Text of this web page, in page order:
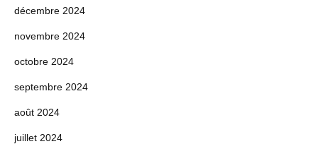
décembre 2024
novembre 2024
octobre 2024
septembre 2024
août 2024
juillet 2024